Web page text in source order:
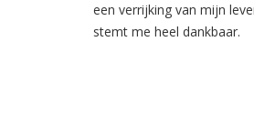
een verrijking van mijn
stemt me heel dankbaar.